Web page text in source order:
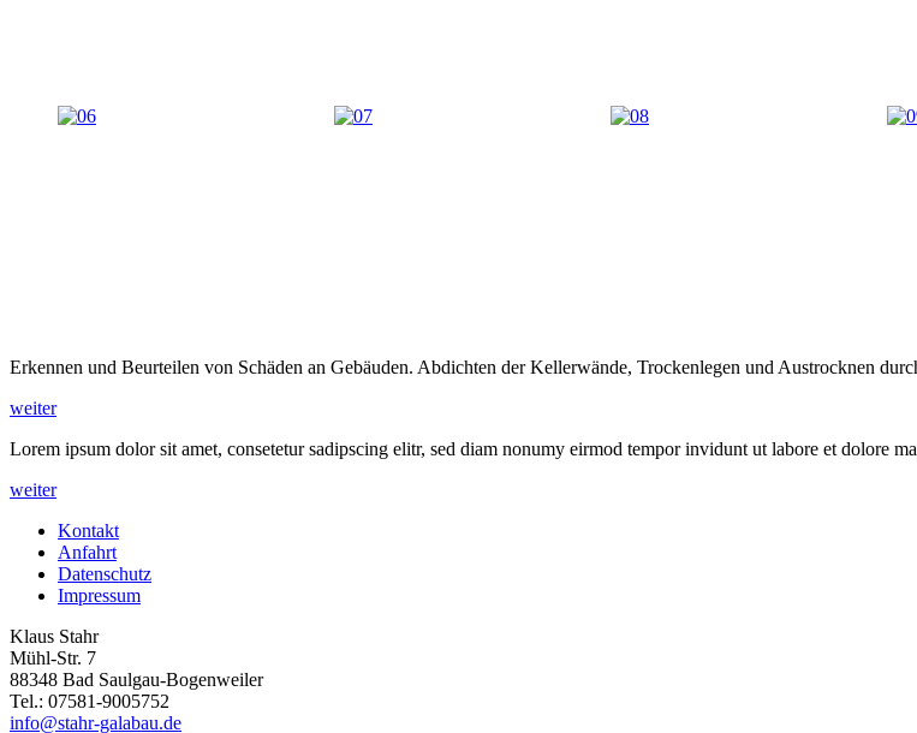
Erkennen und Beurteilen von Schäden an Gebäuden. Abdichten der Kellerwände, Trockenlegen und Austrocknen
weiter
Lorem ipsum dolor sit amet, consetetur sadipscing elitr, sed diam nonumy eirmod tempor invidunt ut labore et dolore
weiter
Kontakt
Anfahrt
Datenschutz
Impressum
Klaus Stahr
Mühl-Str. 7
88348 Bad Saulgau-Bogenweiler
Tel.: 07581-9005752
info@stahr-galabau.de